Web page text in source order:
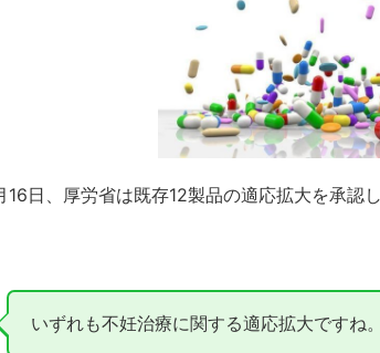
日、厚労省は既存12製品の適応拡大を承認
いずれも不妊治療に関する適応拡大ですね。